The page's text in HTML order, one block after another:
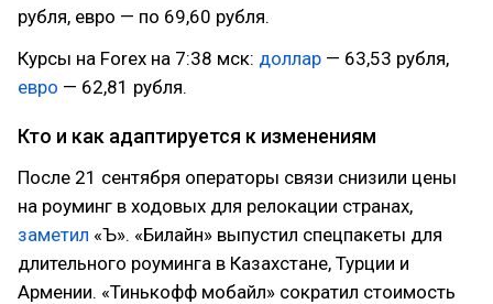
рубля, евро — по 69,60 рубля.
Курсы на Forex на 7:38 мск: доллар — 63,53 рубля,
евро — 62,81 рубля.
Кто и как адаптируется к изменениям
После 21 сентября операторы связи снизили цены
на роуминг в ходовых для релокации странах,
заметил «Ъ». «Билайн» выпустил спецпакеты для
длительного роуминга в Казахстане, Турции и
Армении. «Тинькофф мобайл» сократил стоимость